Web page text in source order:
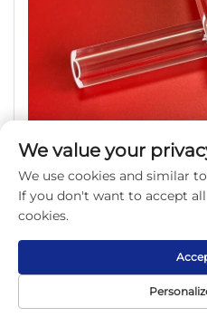
Tube en verre de
résistant aux
Page
Produit
We value your
We use cookies and similar
If you don't want to accept
cookies.